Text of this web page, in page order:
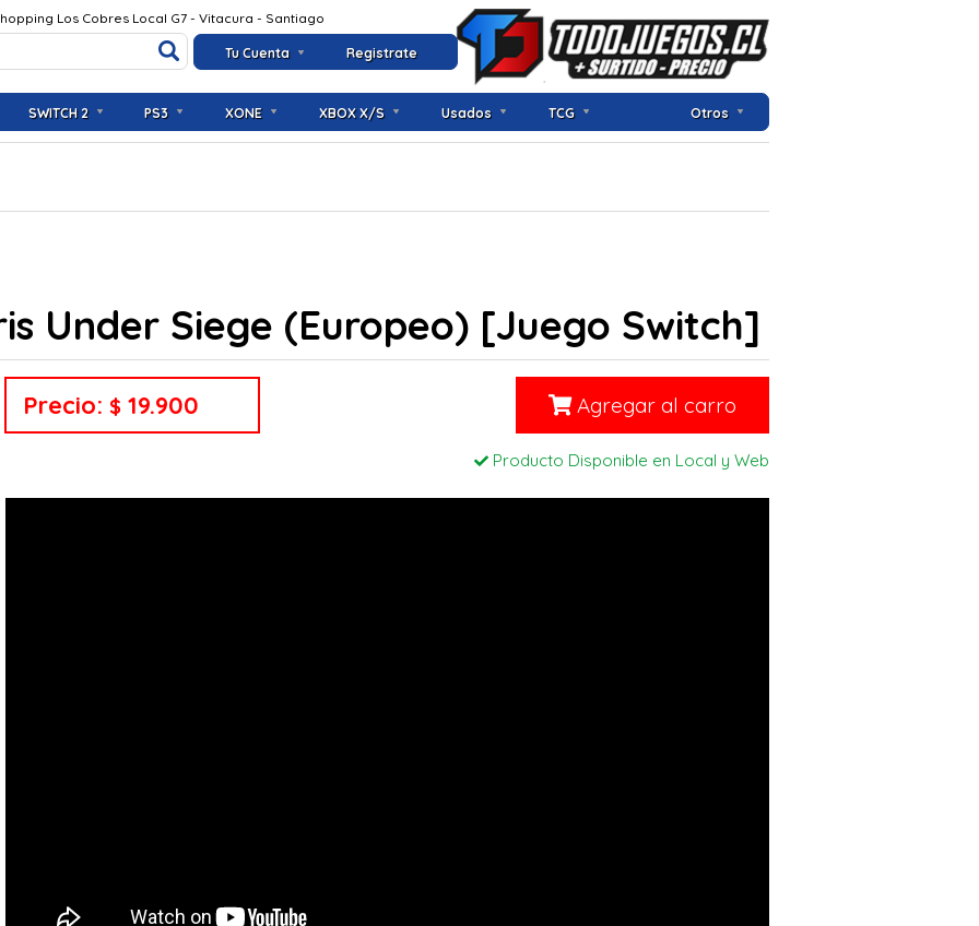
Tu Cuenta Registrate
Los Cobres Local G7 - Vitacura - Santiago
SWITCH 2 PS3 XONE XBOX X/S Usados TCG Otros
Under Siege (Europeo) [Juego Switch]
Precio: $ 19.900 Agregar al carro
Producto Disponible en Local y Web